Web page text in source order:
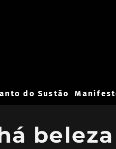
do Sustão